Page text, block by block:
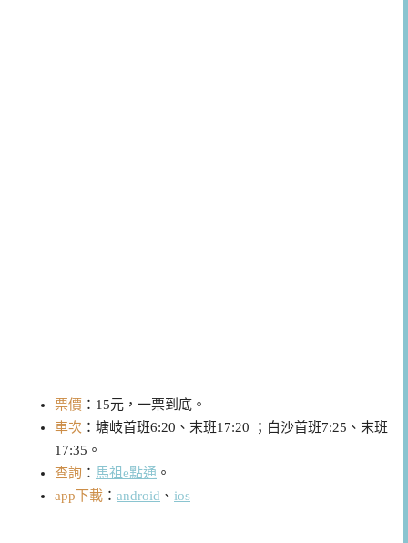
票價 ：15元，一票到底。
車次 ：塘岐首班6:20、末班17:20 ；白沙首班7:25、末班
17:35。
查詢 ： 馬祖e點通 。
app下載 ： android 、 ios